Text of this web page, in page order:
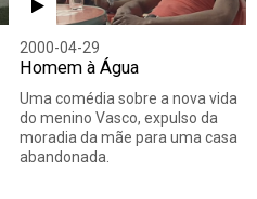
2000-04-29
Homem à Água
Uma comédia sobre a nova vida
do menino Vasco, expulso da
moradia da mãe para uma casa
abandonada.